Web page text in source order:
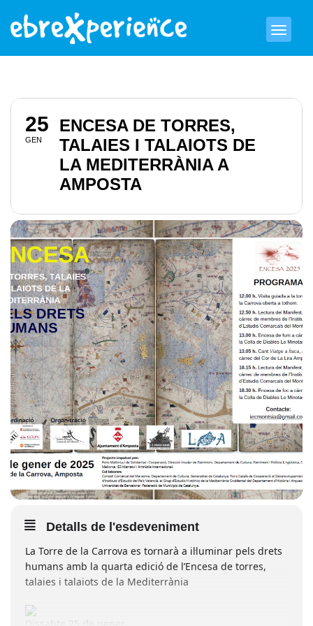
25
GEN
ENCESA DE TORRES,
TALAIES I TALAIOTS DE
LA MEDITERRÀNIA A
AMPOSTA
Detalls de l'esdeveniment
La Torre de la Carrova es tornarà a il·luminar pels drets
humans amb la quarta edició de l’Encesa de torres,
talaies i talaiots de la Mediterrània